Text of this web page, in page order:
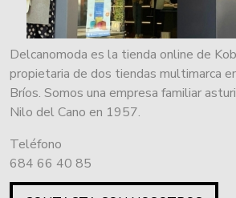
Delcanomoda es la tienda online de
propietaria de dos tiendas multimarca
Bríos. Somos una empresa familiar
Nilo del Cano en 1957.
Teléfono
684 66 40 85